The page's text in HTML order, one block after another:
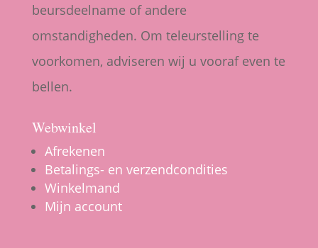
beursdeelname of andere
omstandigheden. Om teleurstelling te
voorkomen, adviseren wij u vooraf even te
bellen.
Webwinkel
Afrekenen
Betalings- en verzendcondities
Winkelmand
Mijn account